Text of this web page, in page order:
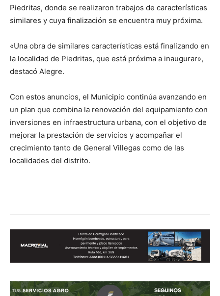
Piedritas, donde se realizaron trabajos de características
similares y cuya finalización se encuentra muy próxima.
«Una obra de similares características está finalizando en
la localidad de Piedritas, que está próxima a inaugurar»,
destacó Alegre.
Con estos anuncios, el Municipio continúa avanzando en
un plan que combina la renovación del equipamiento con
inversiones en infraestructura urbana, con el objetivo de
mejorar la prestación de servicios y acompañar el
crecimiento tanto de General Villegas como de las
localidades del distrito.